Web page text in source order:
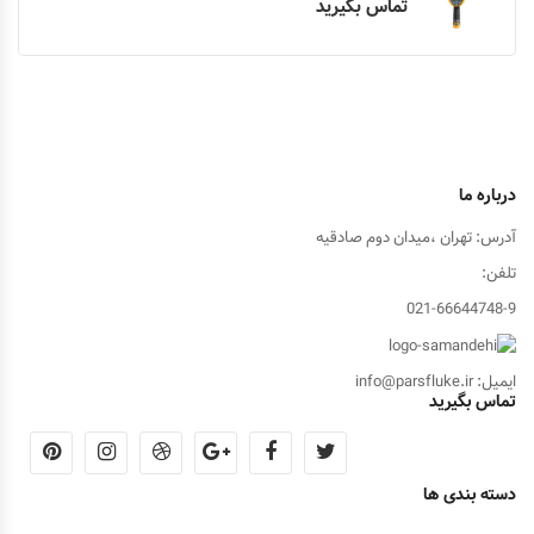
تماس بگیرید
درباره ما
آدرس: تهران ،میدان دوم صادقیه
تلفن:
021-66644748-9
ایمیل: info@parsfluke.ir
تماس بگیرید
دسته بندی ها